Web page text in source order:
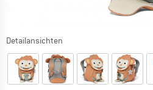
Detailansichten